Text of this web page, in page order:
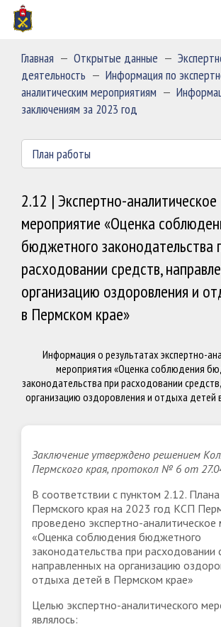
Миссия
Сведения о доходах, расходах, об
обязательствах имущественного
председателя и государственных
служащих Контрольно-счетной палаты
Специальное программное обеспечение
Обзор обращений граждан
Главная — Открытые данные —
деятельность — Информация по
аналитическим мероприятиям —
заключениям за 2023 год
План работы
2.12 | Экспертно-аналитическое
мероприятие «Оценка
бюджетного законодательства
расходовании средств,
организацию оздоровления и
в Пермском крае»
Информация о результатах экспертно-
мероприятия «Оценка соблюдения
законодательства при расходовании
организацию оздоровления и отдыха детей
Заключение утверждено решением
Пермского края, протокол № 6 от
В соответствии с пунктом 2.12.
Пермского края на 2023 год КСП
проведено экспертно-аналитическое
«Оценка соблюдения бюджетного
законодательства при расходовании
направленных на организацию
отдыха детей в Пермском крае»
Целью экспертно-аналитического
являлось: